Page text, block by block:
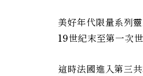
美好年代限量系列
19世紀末至第一次
這時法國進入第三